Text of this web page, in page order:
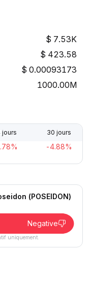
7.53K
423.58
0.00093173
1000.00M
jours 30 jours
-4.88%
(POSEIDON)
Negative
uniquement.